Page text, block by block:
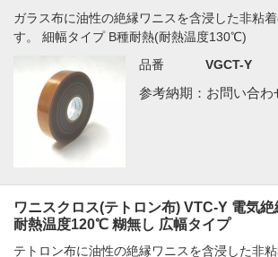
ガラス布に油性の絶縁ワニスを含浸した非粘
す。 細幅タイプ B種耐熱(耐熱温度130℃)
品番
VGCT-Y
参考納期：お問い合わ
ワニスクロス(テトロン布) VTC-Y 電気
耐熱温度120℃ 糊無し 広幅タイプ
テトロン布に油性の絶縁ワニスを含浸した非